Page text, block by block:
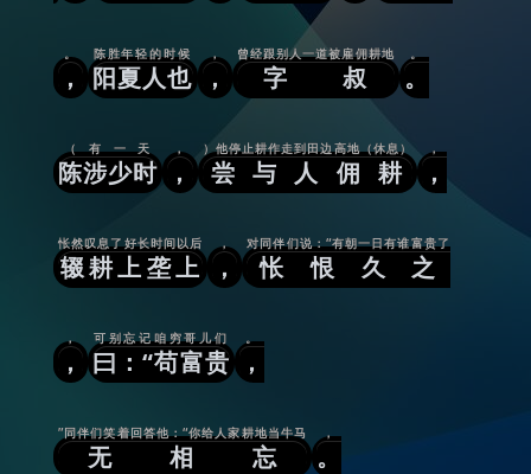
，
。
阳夏人也
陈胜年轻的时候
，
，
字叔
曾经跟别人一道被雇佣耕地
。
。
陈涉少时
（有一天
，
，
尝与人佣耕
）他停止耕作走到田边高地（休息）
，
，
辍耕上垄上
怅然叹息了好长时间以后
，
，
怅恨久之
对同伴们说：“有朝一日有谁富贵了
，
，
曰：“苟富贵
可别忘记咱穷哥儿们
，
。
无相忘
”同伴们笑着回答他：“你给人家耕地当牛马
。
，